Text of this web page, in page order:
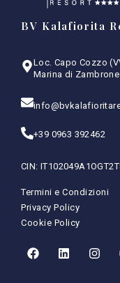
BV Kalafiorita
Loc. Capo Cozzo
Marina di Zambrone
+39 0963 392462
CIN:
Termini e Condizioni
Privacy Policy
Cookie Policy